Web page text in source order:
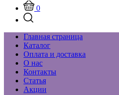
0
Главная страница
Каталог
Оплата и доставка
О нас
Контакты
Статья
Акции